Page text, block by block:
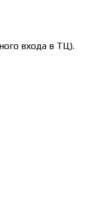
входа в ТЦ).